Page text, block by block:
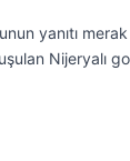
yanıtı
Nijeryalı